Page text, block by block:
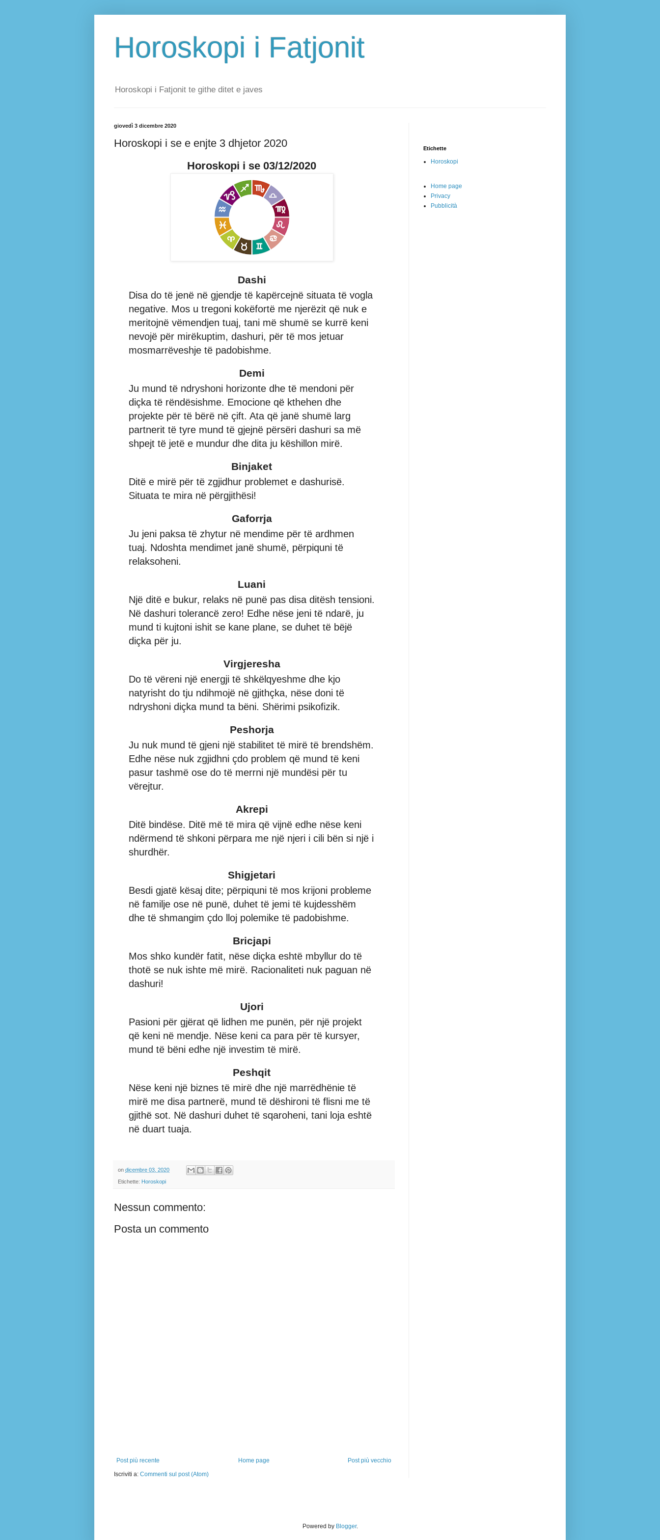
Horoskopi i Fatjonit
Horoskopi i Fatjonit te githe ditet e javes
giovedì 3 dicembre 2020
Horoskopi i se e enjte 3 dhjetor 2020
Horoskopi i se 03/12/2020
Dashi
Disa do të jenë në gjendje të kapërcejnë situata të vogla
negative. Mos u tregoni kokëfortë me njerëzit që nuk e
meritojnë vëmendjen tuaj, tani më shumë se kurrë keni
nevojë për mirëkuptim, dashuri, për të mos jetuar
mosmarrëveshje të padobishme.
Demi
Ju mund të ndryshoni horizonte dhe të mendoni për
diçka të rëndësishme. Emocione që kthehen dhe
projekte për të bërë në çift. Ata që janë shumë larg
partnerit të tyre mund të gjejnë përsëri dashuri sa më
shpejt të jetë e mundur dhe dita ju këshillon mirë.
Binjaket
Ditë e mirë për të zgjidhur problemet e dashurisë.
Situata te mira në përgjithësi!
Gaforrja
Ju jeni paksa të zhytur në mendime për të ardhmen
tuaj. Ndoshta mendimet janë shumë, përpiquni të
relaksoheni.
Luani
Një ditë e bukur, relaks në punë pas disa ditësh tensioni.
Në dashuri tolerancë zero! Edhe nëse jeni të ndarë, ju
mund ti kujtoni ishit se kane plane, se duhet të bëjë
diçka për ju.
Virgjeresha
Do të vëreni një energji të shkëlqyeshme dhe kjo
natyrisht do tju ndihmojë në gjithçka, nëse doni të
ndryshoni diçka mund ta bëni. Shërimi psikofizik.
Peshorja
Ju nuk mund të gjeni një stabilitet të mirë të brendshëm.
Edhe nëse nuk zgjidhni çdo problem që mund të keni
pasur tashmë ose do të merrni një mundësi për tu
vërejtur.
Akrepi
Ditë bindëse. Ditë më të mira që vijnë edhe nëse keni
ndërmend të shkoni përpara me një njeri i cili bën si një i
shurdhër.
Shigjetari
Besdi gjatë kësaj dite; përpiquni të mos krijoni probleme
në familje ose në punë, duhet të jemi të kujdesshëm
dhe të shmangim çdo lloj polemike të padobishme.
Bricjapi
Mos shko kundër fatit, nëse diçka eshtë mbyllur do të
thotë se nuk ishte më mirë. Racionaliteti nuk paguan në
dashuri!
Ujori
Pasioni për gjërat që lidhen me punën, për një projekt
që keni në mendje. Nëse keni ca para për të kursyer,
mund të bëni edhe një investim të mirë.
Peshqit
Nëse keni një biznes të mirë dhe një marrëdhënie të
mirë me disa partnerë, mund të dëshironi të flisni me të
gjithë sot. Në dashuri duhet të sqaroheni, tani loja eshtë
në duart tuaja.
on dicembre 03, 2020
Etichette: Horoskopi
Nessun commento:
Posta un commento
Post più recente Post più vecchio
Home page
Iscriviti a: Commenti sul post (Atom)
Etichette
Horoskopi
Home page
Privacy
Pubblicità
Powered by Blogger.